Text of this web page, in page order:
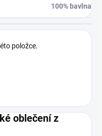
100% bavlna
položce.
oblečení z